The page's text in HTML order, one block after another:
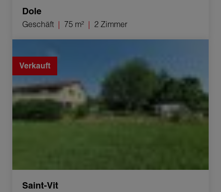
Dole
Geschäft 75 m² 2 Zimmer
Verkauft
Saint-Vit